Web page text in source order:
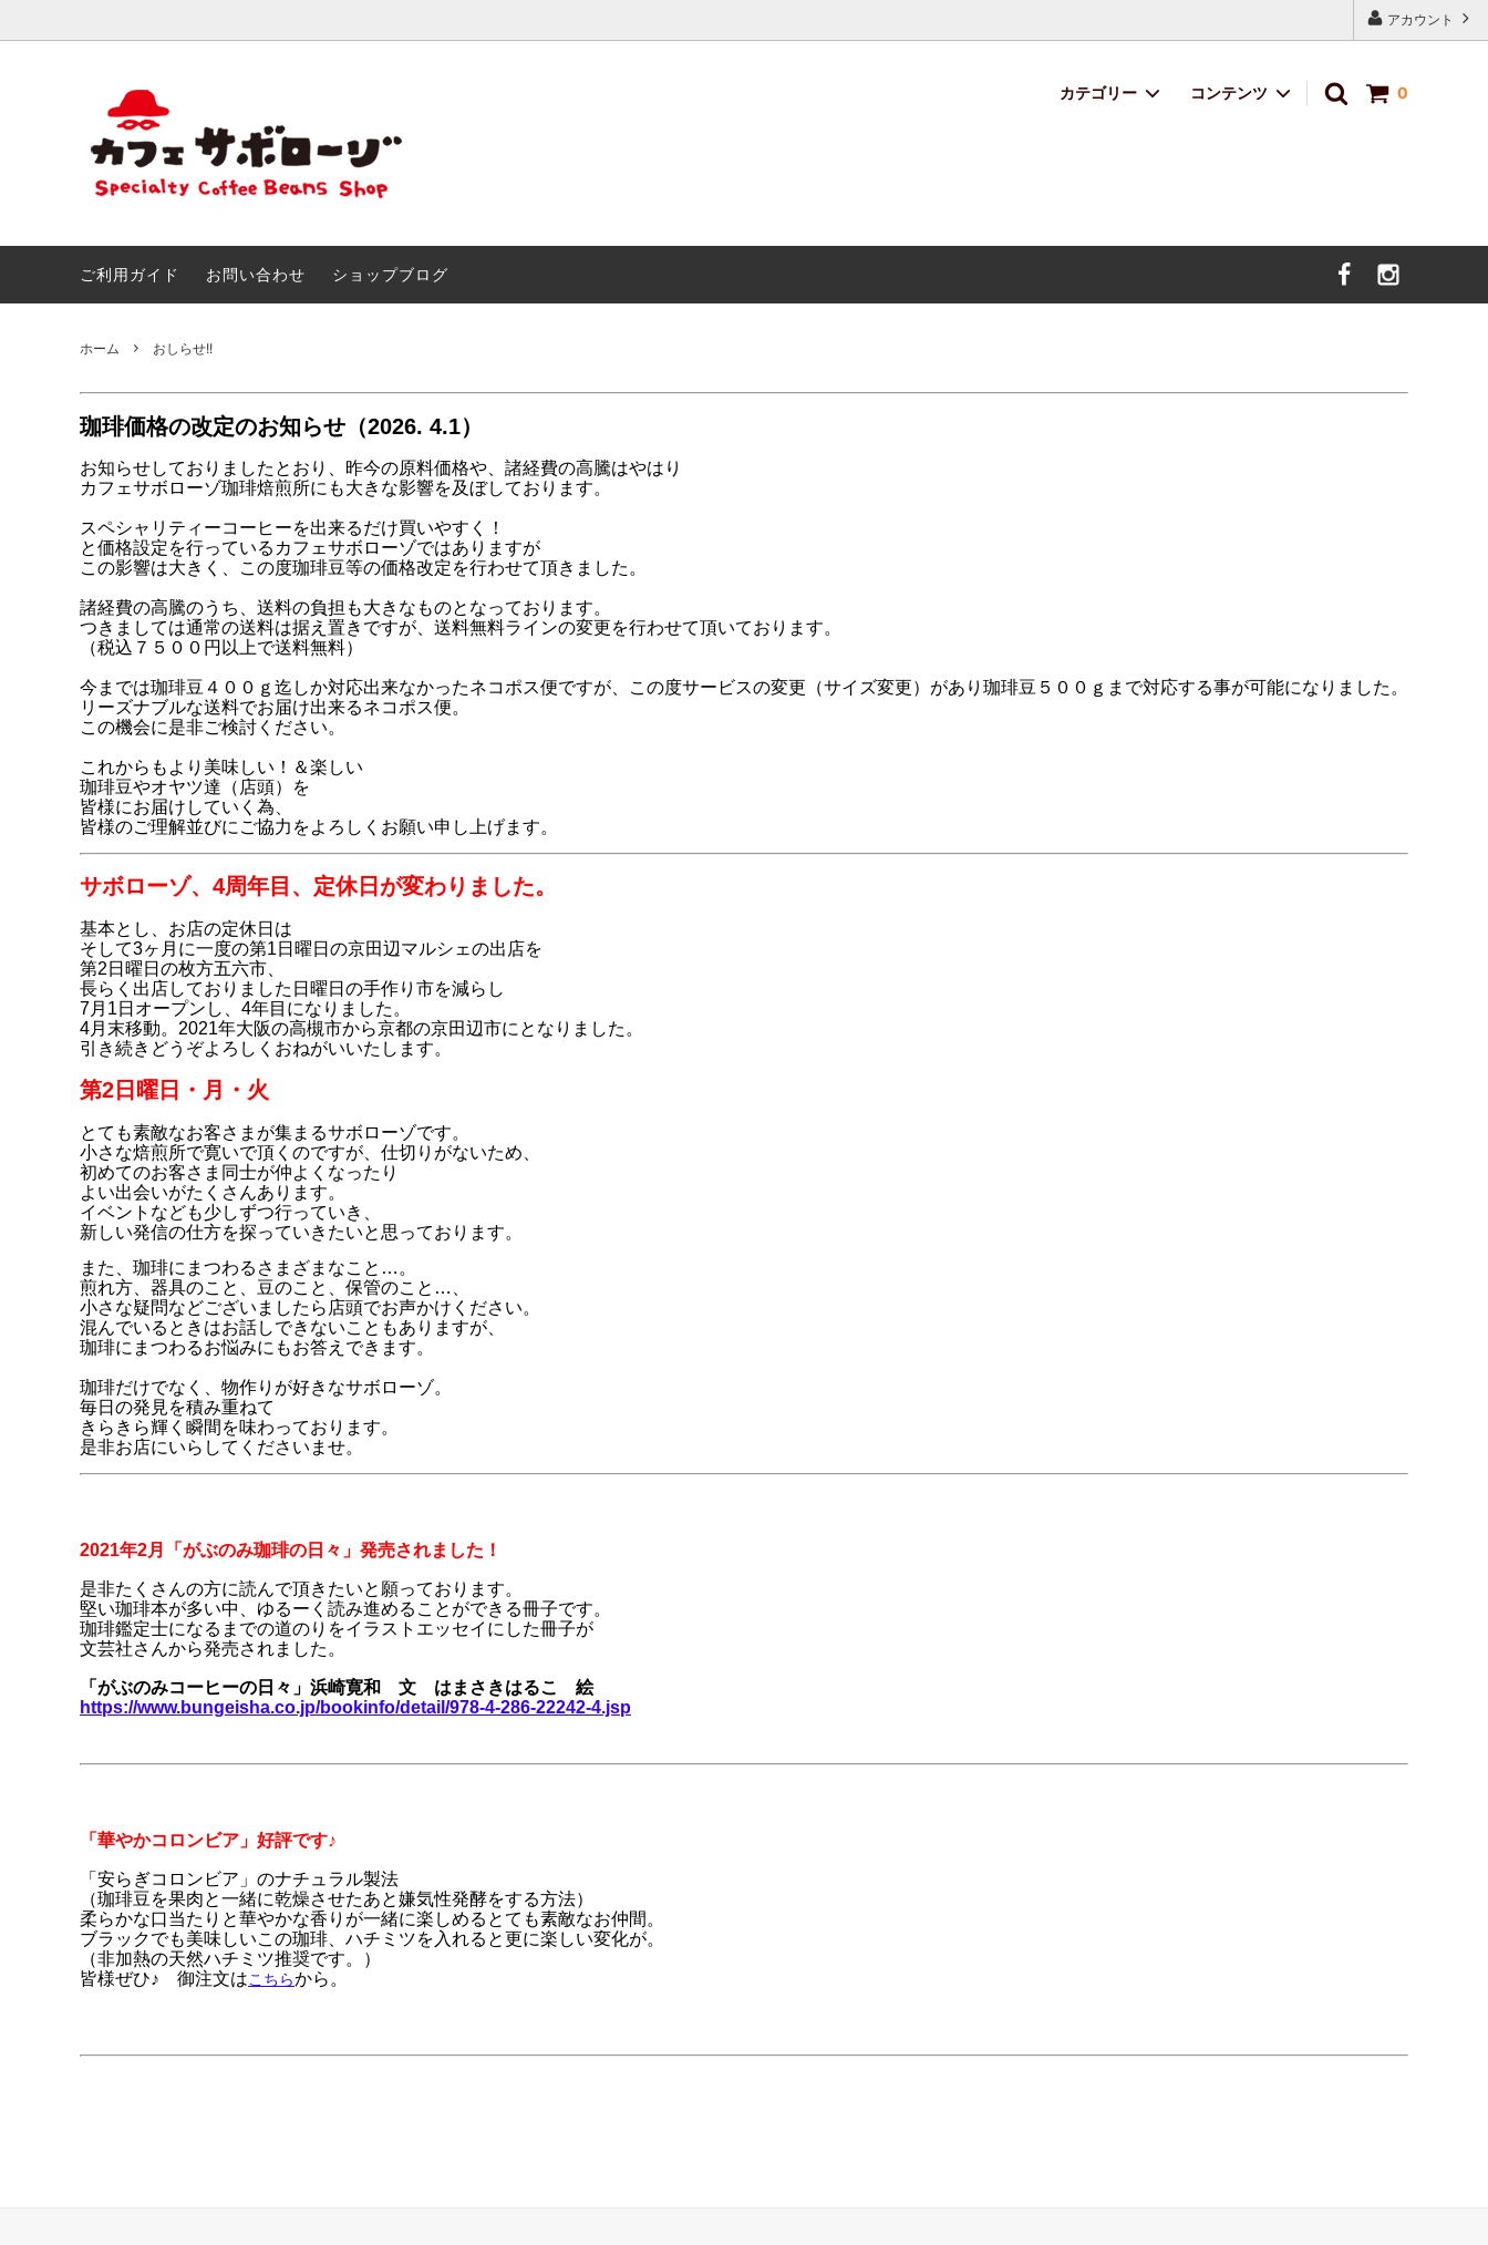
アカウント
0
カテゴリー
おためしセット
チョコ＆スイーツのためのマリアージュ サボローゾの本
コンテンツ
ごあいさつ
ご利用ガイド お問い合わせ ショップブログ
ホーム おしらせ!!
珈琲価格の改定のお知らせ （2026. 4.1）
お知らせしておりましたとおり、 昨今の原料価格や、諸経費の高騰はやはり
カフェサボローゾ珈琲焙煎所にも大きな影響を及ぼしております。
スペシャリティーコーヒーを出来るだけ買いやすく！
と価格設定を行っているカフェサボローゾではありますが
この影響は大きく、この度珈琲豆等の価格改定を行わせて頂きました。
諸経費の高騰のうち、送料の負担も大きなものとなっております。
つきましては通常の送料は据え置きですが、送料無料ラインの変更を行わせて頂いております。
（税込７５００円以上で送料無料）
今までは珈琲豆４００ｇ迄しか対応出来なかったネコポス便ですが、この度サービスの変更（サイズ変更）があり珈琲豆５００ｇまで対応する事が可能になりました。
リーズナブルな送料でお届け出来るネコポス便。
この機会に是非ご検討ください。
これからもより美味しい！＆楽しい
珈琲豆やオヤツ達（店頭）を
皆様にお届けしていく為、
皆様のご理解並びにご協力をよろしくお願い申し上げます。
サボローゾ、4周年目、 定休日が変わりました。
基本とし、お店の定休日は
そして3ヶ月に一度の第1日曜日の京田辺マルシェの出店を
第2日曜日の枚方五六市、
長らく出店しておりました日曜日の手作り市を減らし
7月1日オープンし、4年目になりました。
4月末移動。 2021年大阪の高槻市から京都の京田辺市に となりました。
引き続きどうぞよろしくおねがいいたします。
第2日曜日・月・火
とても素敵なお客さまが集まるサボローゾです。
小さな焙煎所で寛いで頂くのですが、仕切りがないため、
初めてのお客さま同士が仲よくなったり
よい出会いがたくさんあります。
イベントなども少しずつ行っていき、
新しい発信の仕方を探っていきたいと思っております。
また、珈琲にまつわるさまざまなこと…。
煎れ方、器具のこと、豆のこと、保管のこと…、
小さな疑問などございましたら店頭でお声かけください。
混んでいるときはお話しできないこともありますが、
珈琲にまつわるお悩みにもお答えできます。
珈琲だけでなく、物作りが好きなサボローゾ。
毎日の発見を積み重ねて
きらきら輝く瞬間を味わっております。
是非お店にいらしてくださいませ。
2021年2月「がぶのみ珈琲の日々」発売されました！
是非たくさんの方に読んで頂きたいと願っております。
堅い珈琲本が多い中、ゆるーく読み進めることができる冊子です。
珈琲鑑定士になるまでの道のりをイラストエッセイにした冊子が
文芸社さんから発売されました。
「がぶのみコーヒーの日々」浜崎寛和 文 はまさきはるこ 絵
https://www.bungeisha.co.jp/bookinfo/detail/978-4-286-22242-4.jsp
「華やかコロンビア」好評です♪
「安らぎコロンビア」のナチュラル製法
（珈琲豆を果肉と一緒に乾燥させたあと嫌気性発酵をする方法）
柔らかな口当たりと華やかな香りが一緒に楽しめるとても素敵なお仲間。
ブラックでも美味しいこの珈琲、ハチミツを入れると更に楽しい変化が。
（非加熱の天然ハチミツ推奨です。）
皆様ぜひ♪ 御注文はこちらから。